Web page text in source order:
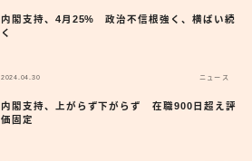
内閣支持、4月25% 政治不信根強く、横ばい続
く
2024.04.30 ニュース
内閣支持、上がらず下がらず 在職900日超え評
価固定